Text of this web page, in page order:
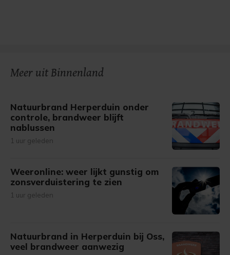
Meer uit Binnenland
Natuurbrand Herperduin onder
controle, brandweer blijft
nablussen
1 uur geleden
Weeronline: weer lijkt gunstig om
zonsverduistering te zien
1 uur geleden
Natuurbrand in Herperduin bij Oss,
veel brandweer aanwezig